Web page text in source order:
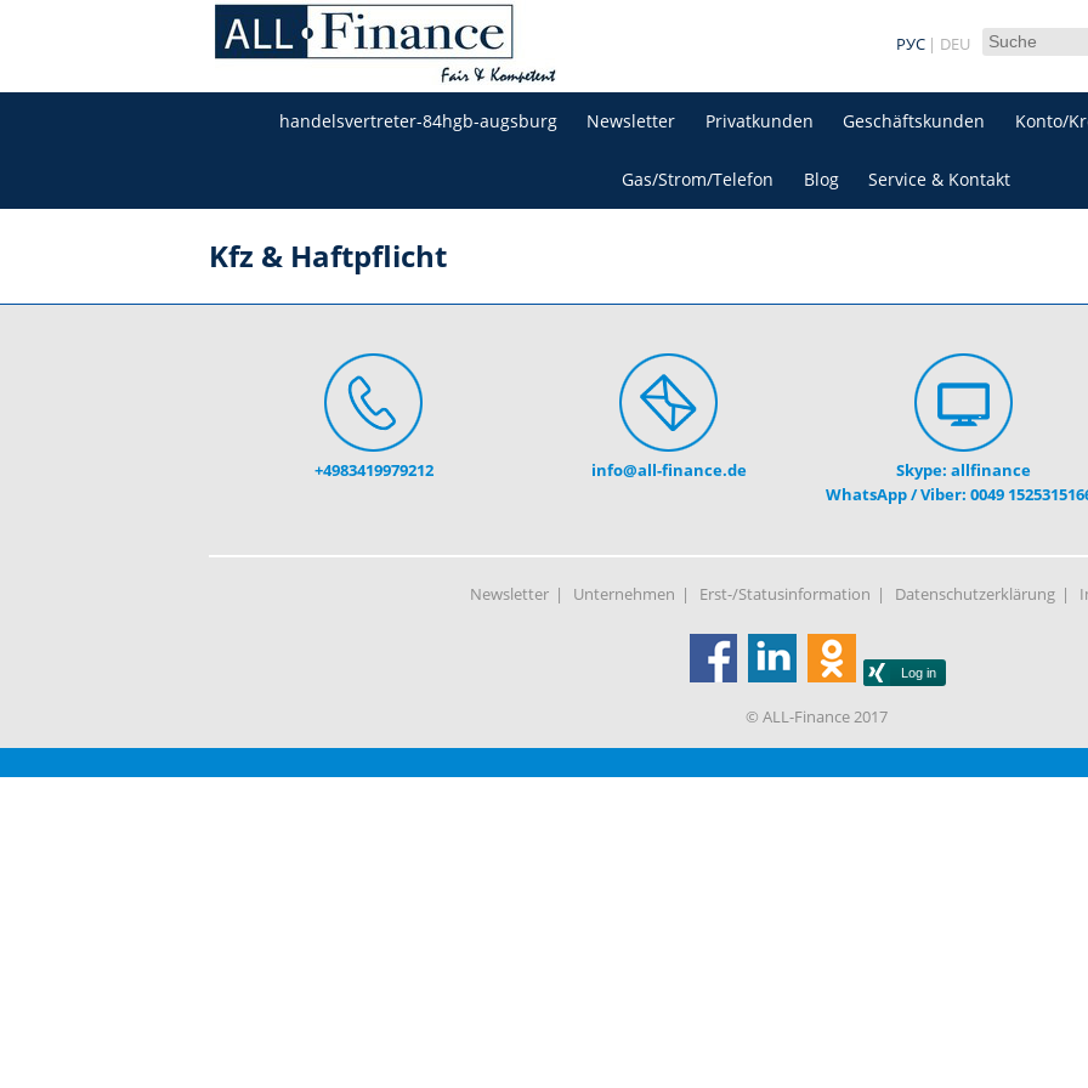
РУС DEU
handelsvertreter-84hgb-augsburg Newsletter Privatkunden Geschäftskunden Konto/
Gas/Strom/Telefon Blog Service & Kontakt
Kfz & Haftpflicht
+4983419979212 info@all-finance.de
Skype: allfinance
WhatsApp / Viber: 0049
Newsletter Unternehmen Erst-/Statusinformation Datenschutzerklärung
© ALL-Finance 2017